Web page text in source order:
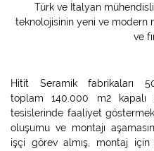
Türk ve İtalyan
teknolojisinin yeni ve modern
ve
Hitit Seramik fabrikaları
toplam 140.000 m2
tesislerinde faaliyet
oluşumu ve montajı
işçi görev almış, montaj